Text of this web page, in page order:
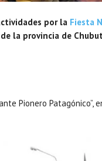
por la Fiesta
la provincia de
Pionero